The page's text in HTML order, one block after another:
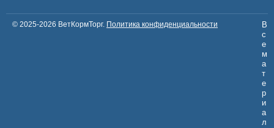
© 2025-2026 ВетКормТорг. Политика конфиденциальности
В
с
е
м
а
т
е
р
и
а
л